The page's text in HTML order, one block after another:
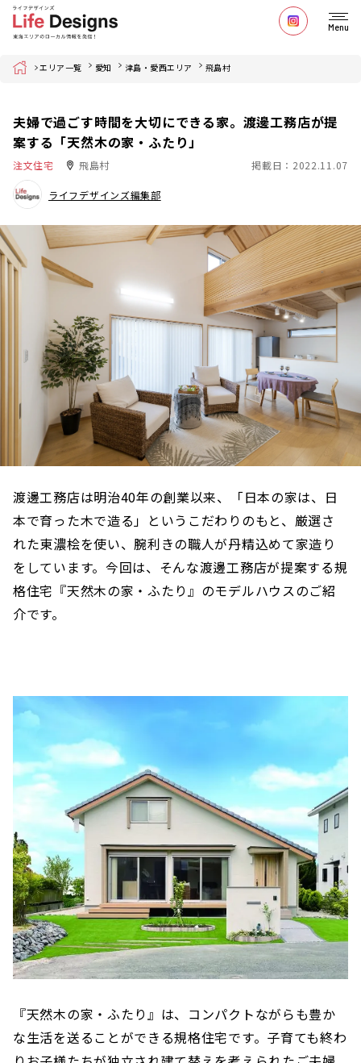
Menu
Home エリア一覧 愛知 津島・愛西エリア 飛島村
夫婦で過ごす時間を大切にできる家。渡邊工務店が提
案する「天然木の家・ふたり」
注文住宅 飛島村 掲載日：2022.11.07
ライフデザインズ編集部
渡邊工務店は明治40年の創業以来、「日本の家は、日
本で育った木で造る」というこだわりのもと、厳選さ
れた東濃桧を使い、腕利きの職人が丹精込めて家造り
をしています。今回は、そんな渡邊工務店が提案する規
格住宅『天然木の家・ふたり』のモデルハウスのご紹
介です。
『天然木の家・ふたり』は、コンパクトながらも豊か
な生活を送ることができる規格住宅です。子育ても終わ